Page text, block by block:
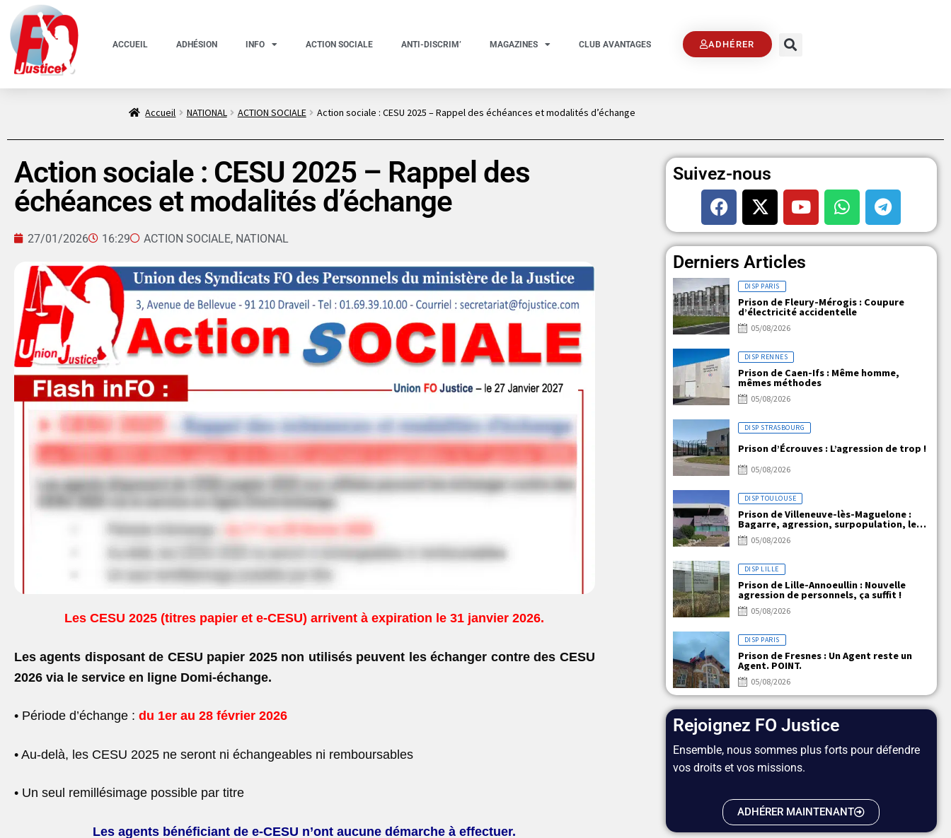
ACCUEIL ADHÉSION INFO ACTION SOCIALE ANTI-DISCRIM’ MAGAZINES CLUB AVANTAGES ADHÉRER
Accueil NATIONAL ACTION SOCIALE Action sociale : CESU 2025 – Rappel des échéances et modalités d’échange
Action sociale : CESU 2025 – Rappel des
échéances et modalités d’échange
27/01/2026 16:29 ACTION SOCIALE, NATIONAL
Les CESU 2025 (titres papier et e-CESU) arrivent à expiration le 31 janvier 2026.
Les agents disposant de CESU papier 2025 non utilisés peuvent les échanger contre des CESU
2026 via le service en ligne Domi-échange.
• Période d’échange : du 1er au 28 février 2026
• Au-delà, les CESU 2025 ne seront ni échangeables ni remboursables
• Un seul remillésimage possible par titre
Les agents bénéficiant de e-CESU n’ont aucune démarche à effectuer.
Suivez-nous
Derniers Articles
DISP PARIS
Prison de Fleury-Mérogis : Coupure
d’électricité accidentelle
05/08/2026
DISP RENNES
Prison de Caen-Ifs : Même homme,
mêmes méthodes
05/08/2026
DISP STRASBOURG
Prison d’Écrouves : L’agression de trop !
05/08/2026
DISP TOULOUSE
Prison de Villeneuve-lès-Maguelone :
Bagarre, agression, surpopulation, le
quotidien explosif de VLM !!!
05/08/2026
DISP LILLE
Prison de Lille-Annoeullin : Nouvelle
agression de personnels, ça suffit !
05/08/2026
DISP PARIS
Prison de Fresnes : Un Agent reste un
Agent. POINT.
05/08/2026
Rejoignez FO Justice
Ensemble, nous sommes plus forts pour défendre
vos droits et vos missions.
ADHÉRER MAINTENANT